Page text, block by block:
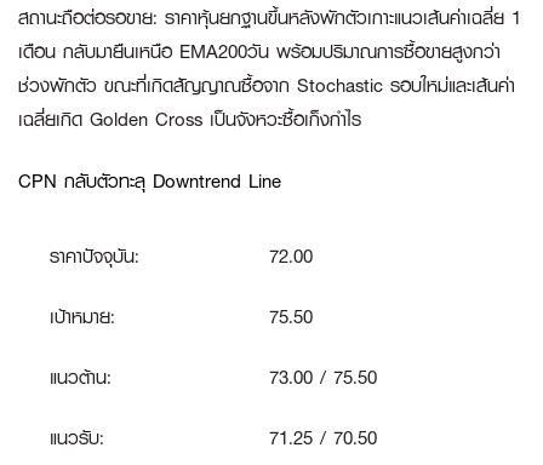
สถานะถือต่อรอขาย: ราคาหุ้นยกฐานขึ้นหลังพักตัวเกาะแนวเส้นค่าเฉลี่ย 1
เดือน กลับมายืนเหนือ EMA200วัน พร้อมปริมาณการซื้อขายสูงกว่า
ช่วงพักตัว ขณะที่เกิดสัญญาณซื้อจาก Stochastic รอบใหม่และเส้นค่า
เฉลี่ยเกิด Golden Cross เป็นจังหวะซื้อเก็งกำไร
CPN กลับตัวทะลุ Downtrend Line
ราคาปัจจุบัน:
72.00
เป้าหมาย:
75.50
แนวต้าน:
73.00 / 75.50
แนวรับ:
71.25 / 70.50